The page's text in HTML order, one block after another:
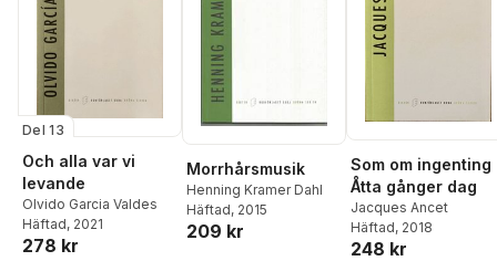
Del 13
Och alla var vi
levande
Olvido Garcia Valdes
Häftad, 2021
278 kr
Morrhårsmusik
Henning Kramer Dahl
Häftad, 2015
209 kr
Som om ingenting
Åtta gånger dag
Jacques Ancet
Häftad, 2018
248 kr